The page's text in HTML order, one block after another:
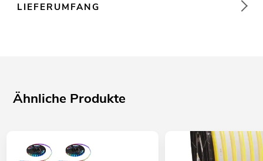
LIEFERUMFANG
Ähnliche Produkte